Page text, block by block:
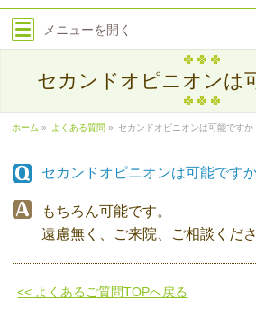
メニューを開く
セカンドオピニオンは
ホーム » よくある質問 » セカンドオピニオンは可能ですか
セカンドオピニオンは可能です
もちろん可能です。
遠慮無く、ご来院、ご相談くださ
<< よくあるご質問TOPへ戻る